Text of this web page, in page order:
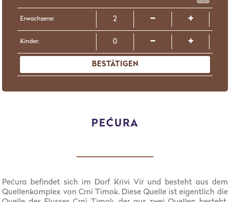
Erwachsene:
Kinder:
BESTÄTIGEN
PEĆURA
Pećura befindet sich im Dorf Krivi Vir und besteht aus dem
Quellenkomplex von Crni Timok. Diese Quelle ist eigentlich die